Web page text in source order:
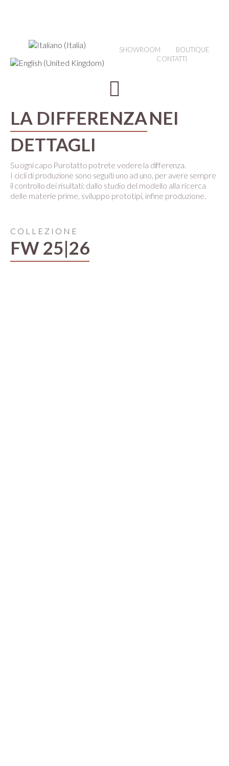
SHOWROOM
BOUTIQUE
CONTATTI
LA DIFFERENZANEI
DETTAGLI
Su ogni capo Purotatto potrete vedere la differenza.
I cicli di produzione sono seguiti uno ad uno, per avere sempre
il controllo dei risultati: dallo studio del modello alla ricerca
delle materie prime, sviluppo prototipi, infine produzione.
COLLEZIONE
FW 25|26